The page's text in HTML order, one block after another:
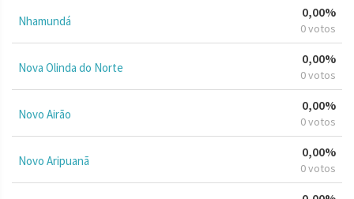
Nhamundá
0,00%
0 votos
Nova Olinda do Norte
0,00%
0 votos
Novo Airão
0,00%
0 votos
Novo Aripuanã
0,00%
0 votos